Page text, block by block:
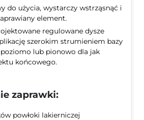
do użycia, wystarczy wstrząsnąć i
element.
regulowane dysze
szerokim strumieniem bazy
lub pionowo dla jak
końcowego.
zaprawki:
powłoki lakierniczej